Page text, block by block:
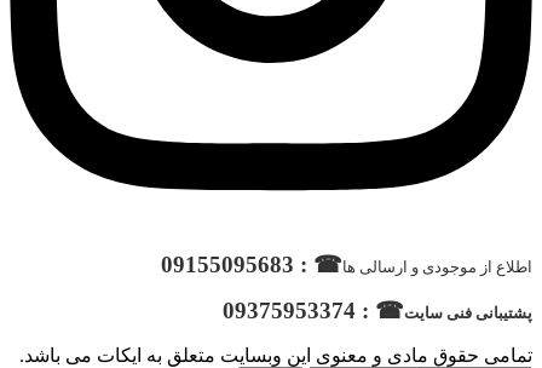
اطلاع از موجودی و ارسالی ها☎ : 09155095683
پشتیبانی فنی سایت☎ : 09375953374
تمامی حقوق مادی و معنوی این وبسایت متعلق به ایکات می باشد.